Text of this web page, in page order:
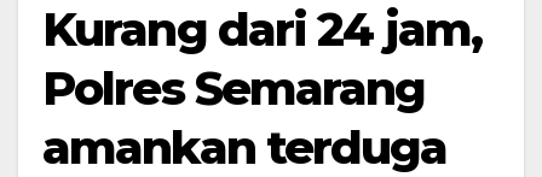
Kurang dari 24 jam,
Polres Semarang
amankan terduga